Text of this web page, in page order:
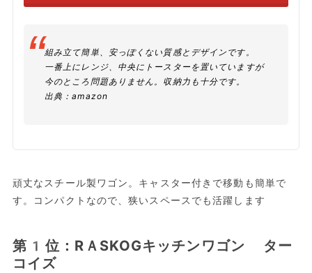
組み立て簡単、安っぽくない質感とデザインです。
一番上にレンジ、中央にトースターを置いていますが
今のところ問題ありません。収納力も十分です。
出典：amazon
頑丈なスチール製ワゴン。キャスター付きで移動も簡単で
す。コンパクトなので、狭いスペースでも活躍します
第1位：RＡSKOGキッチンワゴン ター
コイズ